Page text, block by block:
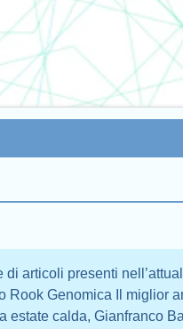
articoli presenti
Rook Genomica Il miglior
estate calda, Gianfranco